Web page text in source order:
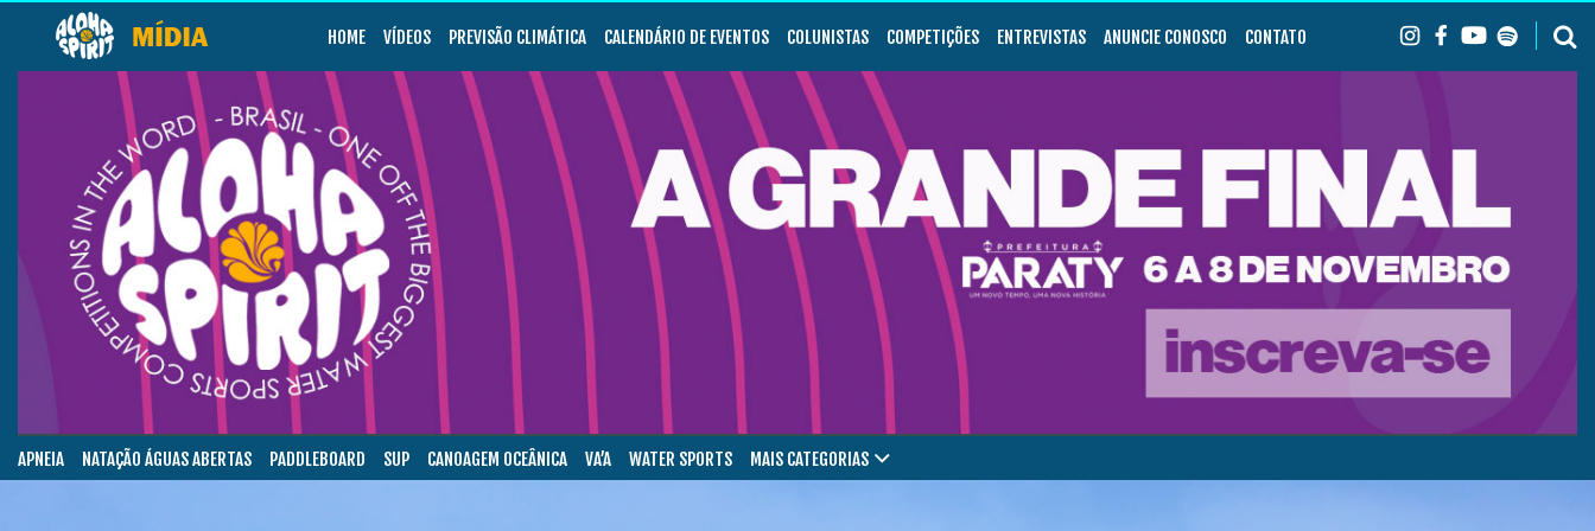
HOME VÍDEOS PREVISÃO CLIMÁTICA CALENDÁRIO DE EVENTOS COLUNISTAS COMPETIÇÕES ENTREVISTAS ANUNCIE CONOSCO CONTATO
APNEIA NATAÇÃO ÁGUAS ABERTAS PADDLEBOARD SUP CANOAGEM OCEÂNICA VA’A WATER SPORTS MAIS CATEGORIAS